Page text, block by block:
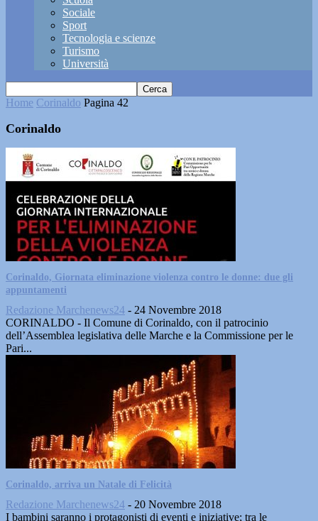
Sociale
Sport
Tecnologia e scienze
Turismo
Università
Home Corinaldo Pagina 42
Corinaldo
Corinaldo, Giornata eliminazione violenza contro le donne: due gli
appuntamenti
Redazione Marchenews24 - 24 Novembre 2018
CORINALDO - Il Comune di Corinaldo, con il patrocinio
dell’Assemblea legislativa delle Marche e la Commissione per le
Pari...
Corinaldo, arriva un Natale di Felicità
Redazione Marchenews24 - 20 Novembre 2018
I bambini saranno i protagonisti di eventi e iniziative; tra le